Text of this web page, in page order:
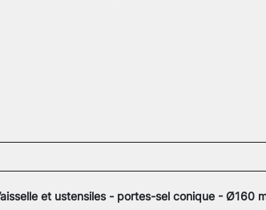
et ustensiles - portes-sel conique - Ø160